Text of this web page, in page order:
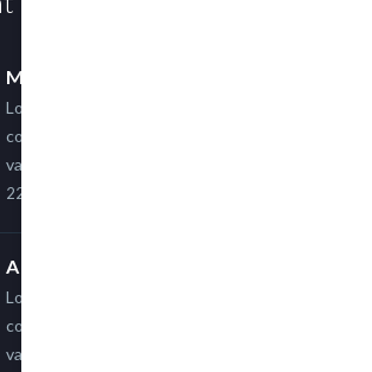
Multi Author Blog Post
Lorem ipsum dolor sit amet,
consectetur adipiscing elit. Sed
varius ultricies metus.
22 March, 2015
A Simple Image Post
Lorem ipsum dolor sit amet,
consectetur adipiscing elit. Sed
varius ultricies metus.